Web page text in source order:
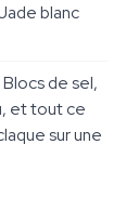
blanc
de sel,
et tout ce
sur une